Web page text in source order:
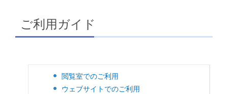
ご利用ガイド
閲覧室でのご利用
ウェブサイトでのご利用